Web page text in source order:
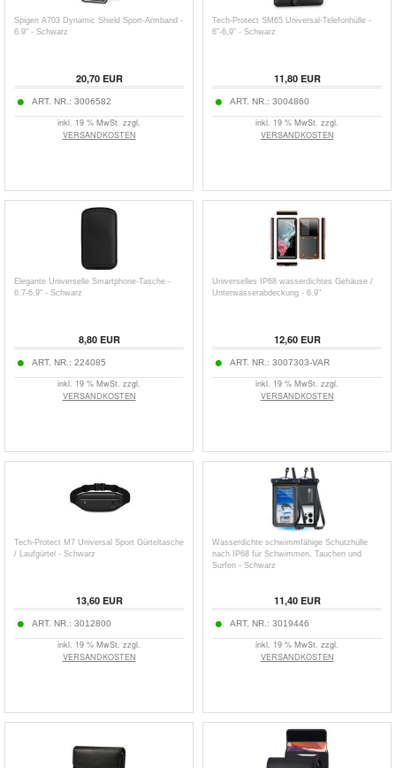
Spigen A703 Dynamic Shield Sport-Armband -
6.9" - Schwarz
20,70EUR
ART. NR.: 3006582
inkl. 19 % MwSt. zzgl.
VERSANDKOSTEN
Tech-Protect SM65 Universal-Telefonhülle -
6"-6,9" - Schwarz
11,80EUR
ART. NR.: 3004860
inkl. 19 % MwSt. zzgl.
VERSANDKOSTEN
Elegante Universelle Smartphone-Tasche -
6.7-6.9" - Schwarz
8,80EUR
ART. NR.: 224085
inkl. 19 % MwSt. zzgl.
VERSANDKOSTEN
Universelles IP68 wasserdichtes Gehäuse /
Unterwasserabdeckung - 6.9"
12,60EUR
ART. NR.: 3007303-VAR
inkl. 19 % MwSt. zzgl.
VERSANDKOSTEN
Tech-Protect M7 Universal Sport Gürteltasche
/ Laufgürtel - Schwarz
13,60EUR
ART. NR.: 3012800
inkl. 19 % MwSt. zzgl.
VERSANDKOSTEN
Wasserdichte schwimmfähige Schutzhülle
nach IP68 für Schwimmen, Tauchen und
Surfen - Schwarz
11,40EUR
ART. NR.: 3019446
inkl. 19 % MwSt. zzgl.
VERSANDKOSTEN